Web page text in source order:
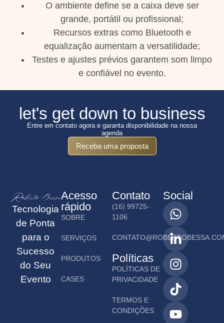
O ambiente define se a caixa deve ser
grande, portátil ou profissional;
Recursos extras como Bluetooth e
equalização aumentam a versatilidade;
Testes e ajustes prévios garantem som limpo
e confiável no evento.
let's get down to business
Entre em contato agora e garanta disponibilidade na nossa
agenda
Receba uma proposta
Tecnologia
de Ponta
para o
Sucesso
do Seu
Evento
Acesso
rápido
SOBRE
SERVIÇOS
PRODUTOS
CASES
Contato
(16) 99725-
1106
Políticas
POLÍTICAS DE
PRIVACIDADE
TERMOS E
CONDIÇÕES
Social